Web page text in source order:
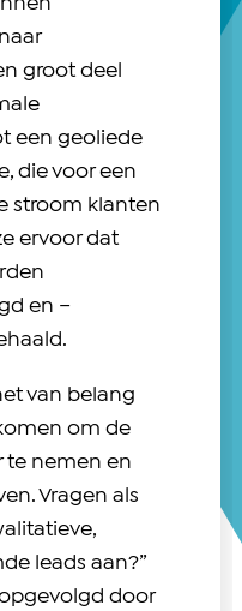
groot deel
een geoliede
die voor een
stroom klanten
ervoor dat
en –
van belang
om de
te nemen en
Vragen als
leads aan?”
door